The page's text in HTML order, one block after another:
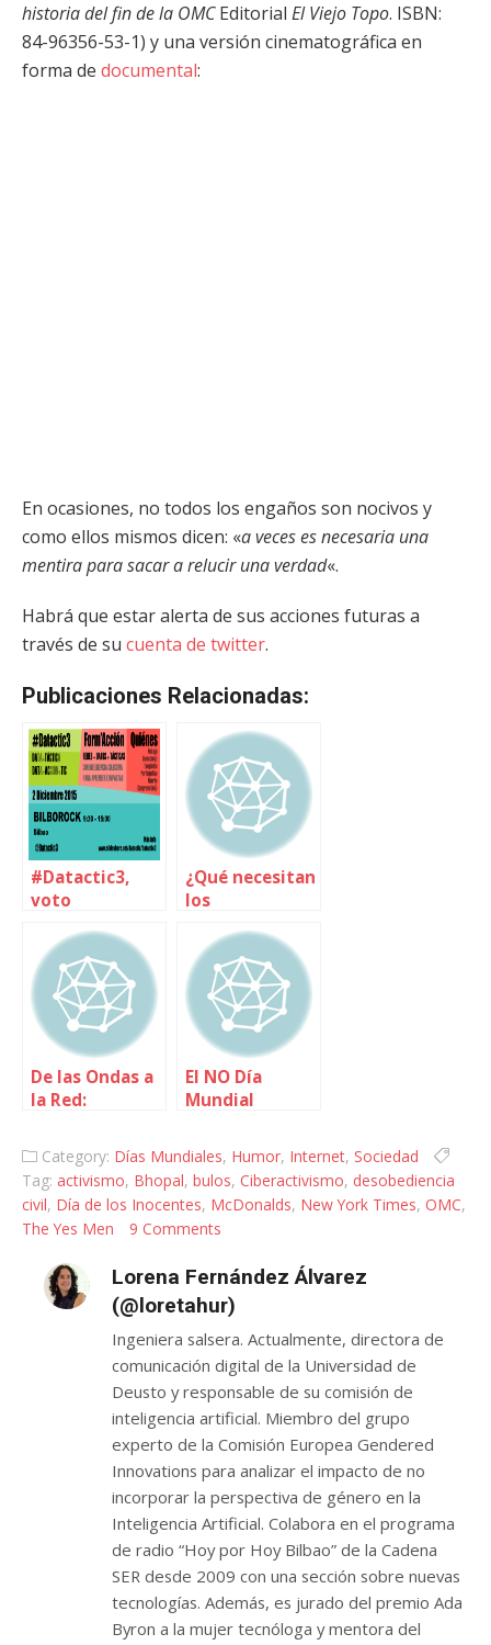
historia del fin de la OMCEditorial El Viejo Topo. ISBN:
84-96356-53-1) y una versión cinematográfica en
forma de documental:
En ocasiones, no todos los engaños son nocivos y
como ellos mismos dicen: «a veces es necesaria una
mentira para sacar a relucir una verdad«.
Habrá que estar alerta de sus acciones futuras a
través de su cuenta de twitter.
Publicaciones Relacionadas:
#Datactic3,
voto
informado el
#20D
¿Qué necesitan
los
de software
para montar
aplicaciones de
colaboración
con éxito? A
parte, claro
está, de
dinero…
De las Ondas a
la Red:
diciembre de
2009
El NO Día
Mundial
Cáncer
Category: Días Mundiales, Humor, Internet, Sociedad
Tag: activismo, Bhopal, bulos, Ciberactivismo, desobediencia
civil, Día de los Inocentes, McDonalds, New York Times, OMC,
The Yes Men
9 Comments
Lorena Fernández Álvarez
(@loretahur)
Ingeniera salsera. Actualmente, directora de
comunicación digital de la Universidad de
Deusto y responsable de su comisión de
inteligencia artificial. Miembro del grupo
experto de la Comisión Europea Gendered
Innovations para analizar el impacto de no
incorporar la perspectiva de género en la
Inteligencia Artificial. Colabora en el programa
de radio “Hoy por Hoy Bilbao” de la Cadena
SER desde 2009 con una sección sobre nuevas
tecnologías. Además, es jurado del premio Ada
Byron a la mujer tecnóloga y mentora del